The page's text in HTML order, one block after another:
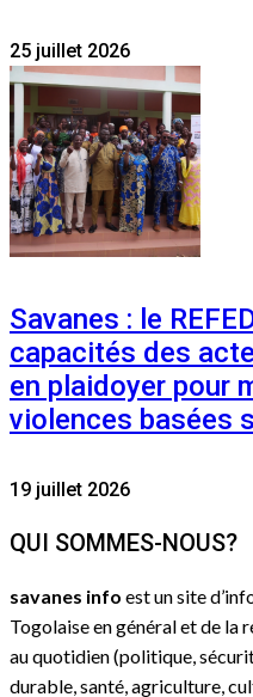
25 juillet 2026
Savanes : le
capacités des
en plaidoyer pour
violences basées
19 juillet 2026
QUI SOMMES-NOUS?
savanes info est un site
Togolaise en général et de la
au quotidien (politique,
durable, santé, agriculture,